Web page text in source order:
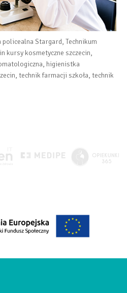
policealna Stargard, Technikum
kursy kosmetyczne szczecin,
higienistka
technik farmacji szkoła, technik